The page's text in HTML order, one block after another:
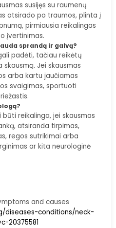
susijęs su raumenų
atsirado po traumos, plinta į
pirmiausia reikalingas
įvertinimas.
sprandą ir galvą?
padėti, tačiau reikėtų
Jei skausmas
arba kartu jaučiamas
svaigimas, sportuoti
reikalinga, jei skausmas
atsiranda tirpimas,
regos sutrikimai arba
ar kita neurologinė
and causes
diseases-conditions/neck-
20375581